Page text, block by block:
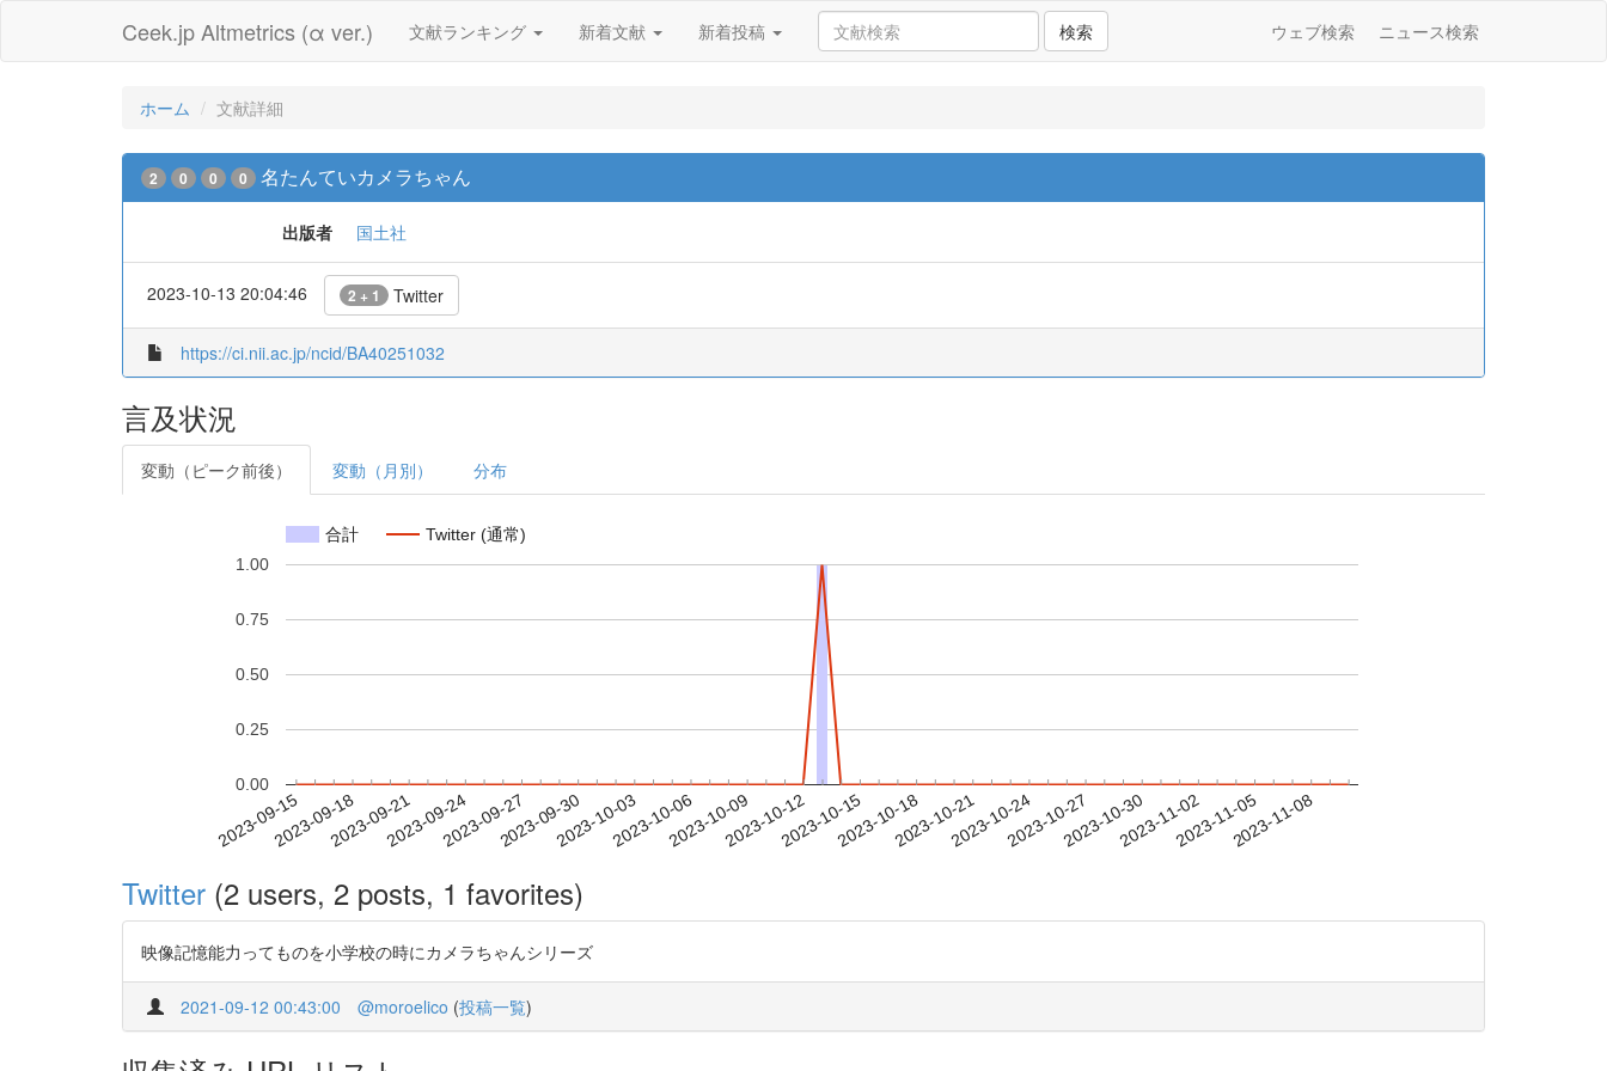
Ceek.jp Altmetrics (α ver.) 文献ランキング 新着文献 新着投稿 検索 ウェブ検索 ニュース検索
ホーム 文献詳細
2 0 0 0 名たんていカメラちゃん
出版者 国土社
2023-10-13 20:04:46 2 + 1 Twitter
https://ci.nii.ac.jp/ncid/BA40251032
言及状況
変動（ピーク前後） 変動（月別） 分布
合計 Twitter (通常)
2023-09-152023-09-182023-09-212023-09-242023-09-272023-09-302023-10-032023-10-062023-10-092023-10-122023-10-152023-10-182023-10-212023-10-242023-10-272023-10-302023-11-022023-11-052023-11-08
0.00
0.25
0.50
0.75
1.00
Twitter (2 users, 2 posts, 1 favorites)
映像記憶能力ってものを小学校の時にカメラちゃんシリーズ
2021-09-12 00:43:00 @moroelico (投稿一覧)